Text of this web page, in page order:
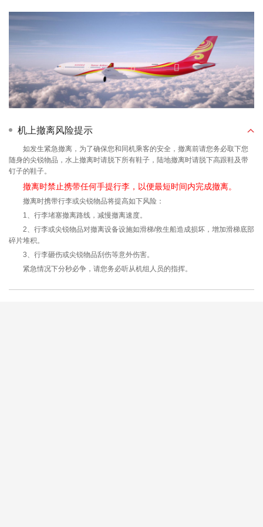
机上撤离风险提示
如发生紧急撤离，为了确保您和同机乘客的安全，撤离前请您务必取下您
随身的尖锐物品，水上撤离时请脱下所有鞋子，陆地撤离时请脱下高跟鞋及带
钉子的鞋子。
撤离时禁止携带任何手提行李，以便最短时间内完成撤离。
撤离时携带行李或尖锐物品将提高如下风险：
1、行李堵塞撤离路线，减慢撤离速度。
2、行李或尖锐物品对撤离设备设施如滑梯/救生船造成损坏，增加滑梯底部
碎片堆积。
3、行李砸伤或尖锐物品刮伤等意外伤害。
紧急情况下分秒必争，请您务必听从机组人员的指挥。